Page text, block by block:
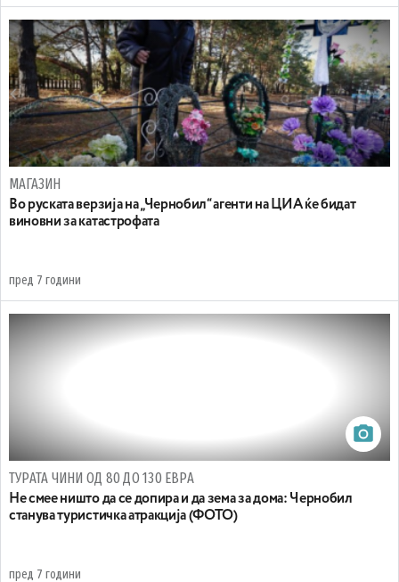
МАГАЗИН
Во руската верзија на „Чернобил“ агенти на ЦИА ќе бидат
виновни за катастрофата
пред 7 години
ТУРАТА ЧИНИ ОД 80 ДО 130 ЕВРА
Не смее ништо да се допира и да зема за дома: Чернобил
станува туристичка атракција (ФОТО)
пред 7 години